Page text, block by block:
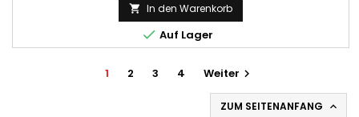
 In den Warenkorb
 Auf Lager
1 2 3 4 Weiter 
ZUM SEITENANFANG 